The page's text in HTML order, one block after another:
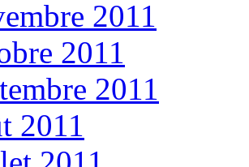
2011
2011
2011
2011